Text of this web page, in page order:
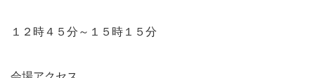
１２時４５分～１５時１５分